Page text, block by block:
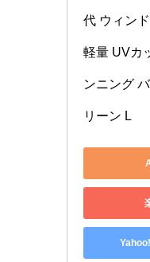
代 ウィン
軽量 UVカ
ンニング
リーン L